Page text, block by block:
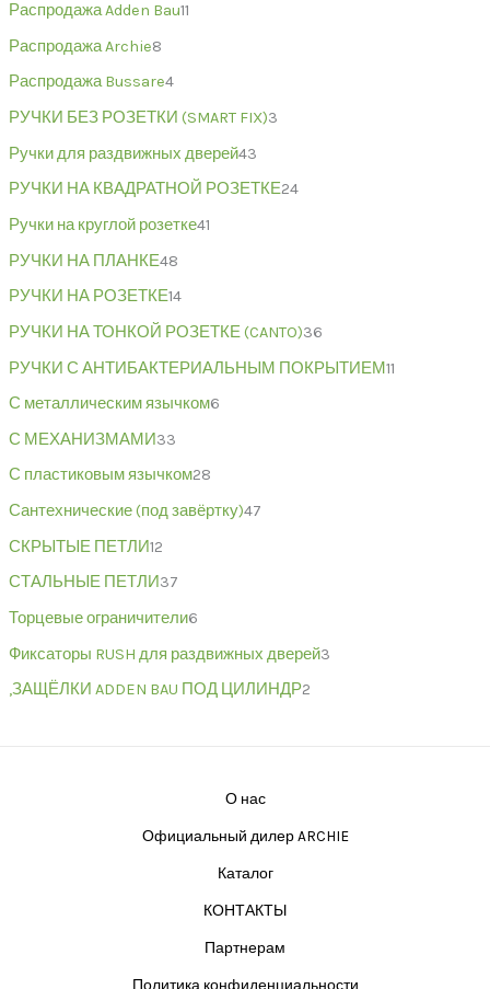
Распродажа Adden Bau11
Распродажа Archie8
Распродажа Bussare4
РУЧКИ БЕЗ РОЗЕТКИ (SMART FIX)3
Ручки для раздвижных дверей43
РУЧКИ НА КВАДРАТНОЙ РОЗЕТКЕ24
Ручки на круглой розетке41
РУЧКИ НА ПЛАНКЕ48
РУЧКИ НА РОЗЕТКЕ14
РУЧКИ НА ТОНКОЙ РОЗЕТКЕ (CANTO)36
РУЧКИ С АНТИБАКТЕРИАЛЬНЫМ ПОКРЫТИЕМ11
С металлическим язычком6
С МЕХАНИЗМАМИ33
С пластиковым язычком28
Сантехнические (под завёртку)47
СКРЫТЫЕ ПЕТЛИ12
СТАЛЬНЫЕ ПЕТЛИ37
Торцевые ограничители6
Фиксаторы RUSH для раздвижных дверей3
,ЗАЩЁЛКИ ADDEN BAU ПОД ЦИЛИНДР2
О нас
Официальный дилер ARCHIE
Каталог
КОНТАКТЫ
Партнерам
Политика конфиденциальности